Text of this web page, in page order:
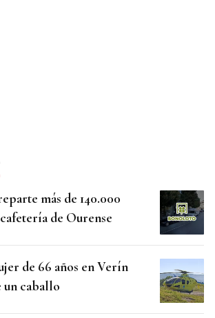
más de 140.000
de Ourense
de 66 años en Verín
un caballo